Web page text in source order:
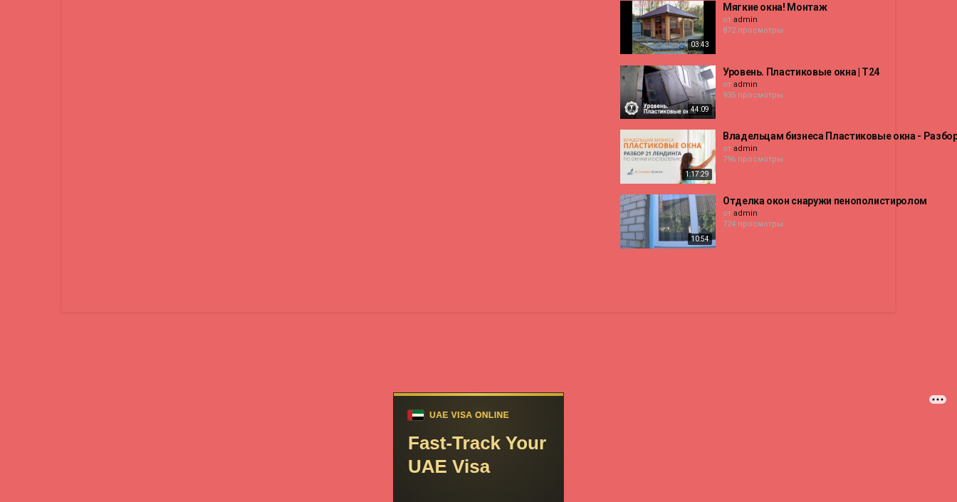
03:43
Мягкие окна! Монтаж
от admin
872 просмотры
44:09
Уровень. Пластиковые окна | Т24
от admin
935 просмотры
1:17:29
Владельцам бизнеса Пластиковые окна -
от admin
796 просмотры
10:54
Отделка окон снаружи пенополистиролом
от admin
724 просмотры